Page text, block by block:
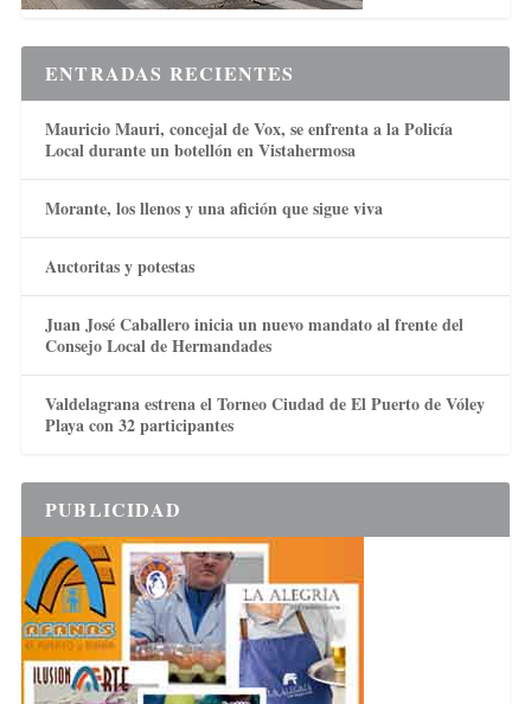
ENTRADAS RECIENTES
Mauricio Mauri, concejal de Vox, se enfrenta a la Policía
Local durante un botellón en Vistahermosa
Morante, los llenos y una afición que sigue viva
Auctoritas y potestas
Juan José Caballero inicia un nuevo mandato al frente del
Consejo Local de Hermandades
Valdelagrana estrena el Torneo Ciudad de El Puerto de Vóley
Playa con 32 participantes
PUBLICIDAD